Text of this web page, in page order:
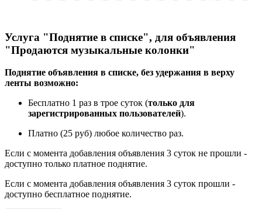
Услуга "Поднятие в списке", для объявления
"Продаются музыкальные колонки"
Поднятие объявления в списке, без удержания в верху
ленты возможно:
Бесплатно 1 раз в трое суток (только для
зарегистрированных пользователей).
Платно (25 руб) любое количество раз.
Если с момента добавления объявления 3 суток не прошли -
доступно только платное поднятие.
Если с момента добавления объявления 3 суток прошли -
доступно бесплатное поднятие.